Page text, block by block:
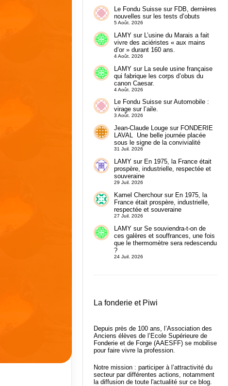
Le Fondu Suissesur FDB, dernières
nouvelles sur les tests d’obuts
5 Août. 2026
LAMYsur L’usine du Marais a fait
vivre des aciéristes « aux mains
d’or » durant 160 ans.
4 Août. 2026
LAMYsur La seule usine française
qui fabrique les corps d’obus du
canon Caesar.
4 Août. 2026
Le Fondu SuissesurAutomobile :
virage sur l’aile.
3 Août. 2026
Jean-Claude Lougesur FONDERIE
LAVAL Une belle journée placée
sous le signe de la convivialité
31 Juil. 2026
LAMYsur En 1975, la France était
prospère, industrielle, respectée et
souveraine
29 Juil. 2026
Kamel Cherchoursur En 1975, la
France était prospère, industrielle,
respectée et souveraine
27 Juil. 2026
LAMYsur Se souviendra-t-on de
ces galères et souffrances, une fois
que le thermomètre sera redescendu
?
24 Juil. 2026
La fonderie et Piwi
Depuis près de 100 ans, l’Association des
Anciens élèves de l’Ecole Supérieure de
Fonderie et de Forge (AAESFF) se mobilise
pour faire vivre la profession.
Notre mission : participer à l’attractivité du
secteur par différentes actions, notamment
la diffusion de toute l'actualité sur ce blog.